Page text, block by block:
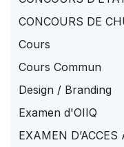
CONCOURS DE
Cours
Cours Commun
Design / Branding
Examen d'OIIQ
EXAMEN